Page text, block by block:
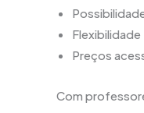
Preços
Com